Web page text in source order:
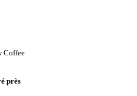
Coffee
près